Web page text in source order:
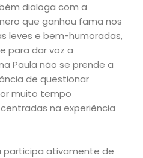
dialoga com a
que ganhou fama nos
leves e bem-humoradas,
para dar voz a
Paula não se prende a
de questionar
muito tempo
na experiência
participa ativamente de